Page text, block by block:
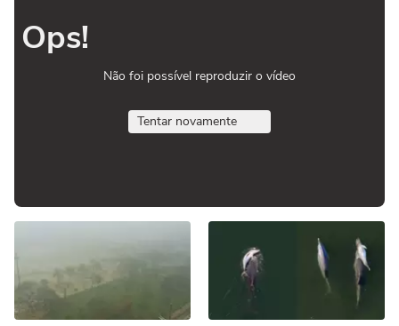
Ops!
Não foi possível reproduzir o vídeo
Tentar novamente